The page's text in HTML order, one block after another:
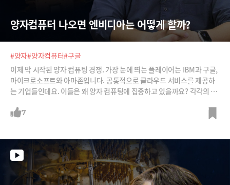
양자컴퓨터 나오면 엔비디아는 어떻게 할까?
#양자#양자컴퓨터#구글
이제 막 시작된 양자 컴퓨팅 경쟁. 가장 눈에 띄는 플레이어는 IBM과 구글,
마이크로소프트와 아마존입니다. 공통적으로 클라우드 서비스를 제공하
는 기업들인데요. 이들은 왜 양자 컴퓨팅에 집중하고 있을까요? 각각의 전
퓨터의 개발은 지금의 AI를 비롯한 소프트웨어 산업을 어떻게 바꾸어 둘까
7